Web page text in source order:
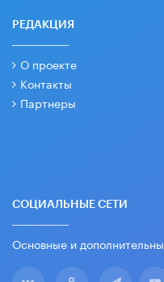
РЕДАКЦИЯ
О проекте
Контакты
Партнеры
СОЦИАЛЬНЫЕ СЕТИ
Основные и